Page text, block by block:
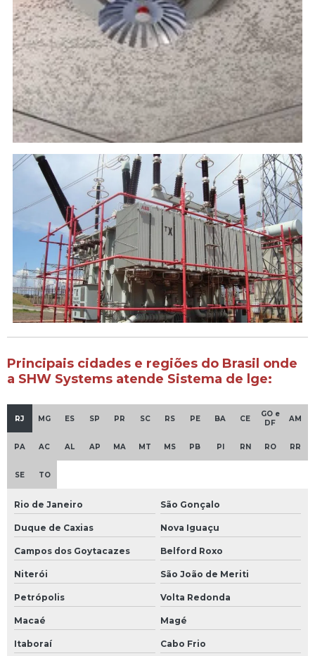
Principais cidades e regiões do Brasil onde
a SHW Systems atende Sistema de lge:
RJ MG ES SP PR SC RS PE BA CE
GO e
DF
AM
PA AC AL AP MA MT MS PB PI RN RO RR
SE TO
Rio de Janeiro São Gonçalo
Duque de Caxias Nova Iguaçu
Campos dos Goytacazes Belford Roxo
Niterói São João de Meriti
Petrópolis Volta Redonda
Macaé Magé
Itaboraí Cabo Frio